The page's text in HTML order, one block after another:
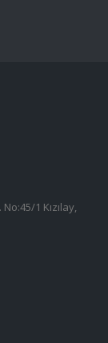
1 Kızılay,